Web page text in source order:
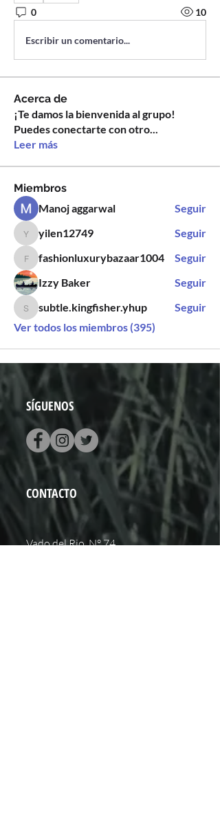
0 10
Escribir un comentario...
Acerca de
¡Te damos la bienvenida al grupo!
Puedes conectarte con otro...
Leer más
Miembros
Manoj aggarwal
Seguir
yilen12749
yilen12749 Seguir
fashionluxurybazaar1004
fashionluxurybazaar1004
Seguir
Izzy Baker
Seguir
subtle.kingfisher.yhup
subtle.kingfisher.yhup
Seguir
Ver todos los miembros (395)
SÍGUENOS
CONTACTO
Vado del Rio N° 74